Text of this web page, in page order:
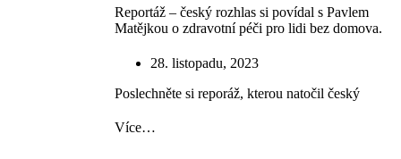
Reportáž – český rozhlas si povídal s Pavlem
Matějkou o zdravotní péči pro lidi bez domova.
28. listopadu, 2023
Poslechněte si reporáž, kterou natočil český
Více…